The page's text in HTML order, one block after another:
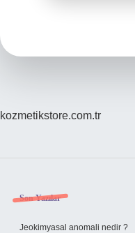
kozmetikstore.com.tr
Sidebar
Son Yazılar
Jeokimyasal anomali nedir ?